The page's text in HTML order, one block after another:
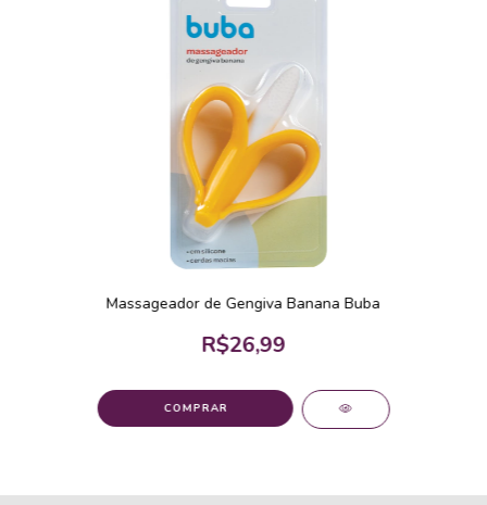
Massageador de Gengiva Banana Buba
R$26,99